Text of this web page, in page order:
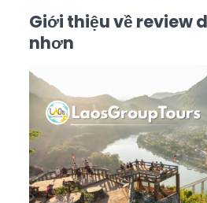
Giới thiệu về review
nhơn